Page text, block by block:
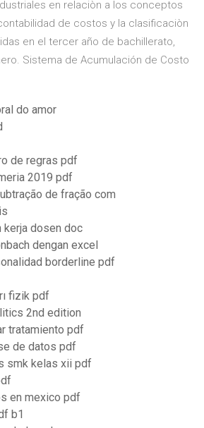
en relaciòn a los conceptos
de costos y la clasificaciòn
en el tercer año de bachillerato,
Sistema de Acumulación de Costo
do amor
de regras pdf
2019 pdf
de fração com
kerja dosen doc
dengan excel
borderline pdf
fizik pdf
2nd edition
tratamiento pdf
de datos pdf
smk kelas xii pdf
en mexico pdf
b1